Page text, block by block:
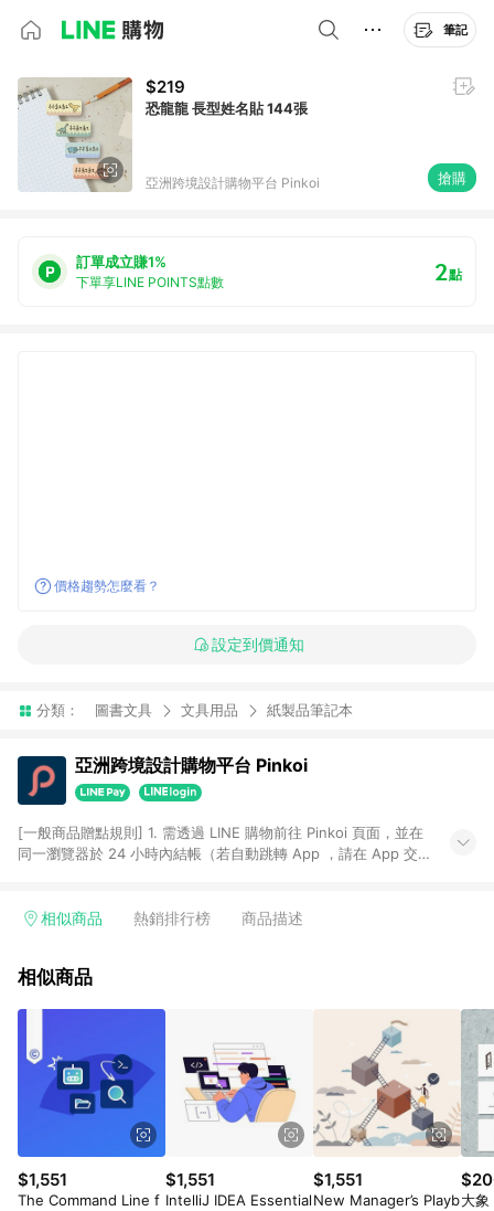
筆記
$219
恐龍龍 長型姓名貼 144張
亞洲跨境設計購物平台 Pinkoi 搶購
訂單成立賺1%
下單享LINE POINTS點數 2點
價格趨勢怎麼看？
設定到價通知
分類： 圖書文具 文具用品 紙製品筆記本
亞洲跨境設計購物平台 Pinkoi
[一般商品贈點規則] 1. 需透過 LINE 購物前往 Pinkoi 頁面，並在
同一瀏覽器於 24 小時內結帳（若自動跳轉 App ，請在 App 交
回饋訂單不得享有 Pinkoi 站方優惠，例如首購優惠，P coins，
行為，不具贈點資格，部分退款不在此限。 6. APP 請更新至
貨後 45 天後發送。 8. 群眾募資商品，禮物卡，開館保證金，補
運費，攤位費等不具贈點資格。 9. LINE 購物站上之商品規格、
顏色、價位、贈品如與 Pinkoi 商品資訊頁及購物車不符，以
Pinkoi 購物商品資訊頁及購物車標示為準。 10. 點數紅包使用規
則請以點數紅包活動說明為準。 11. 若於 LINE 購物前往 Pinkoi
頁面後才首次下載 Pinkoi APP 並完成訂單，不符合導購資格；承
上，首次下載 Pinkoi APP 後，需透過 LINE 購物前往 Pinkoi 頁
面，方享導購資格。
相似商品 熱銷排行榜 商品描述
相似商品
$1,551
The Command Line f
$1,551
IntelliJ IDEA Essential
$1,551
New Manager’s Playb大